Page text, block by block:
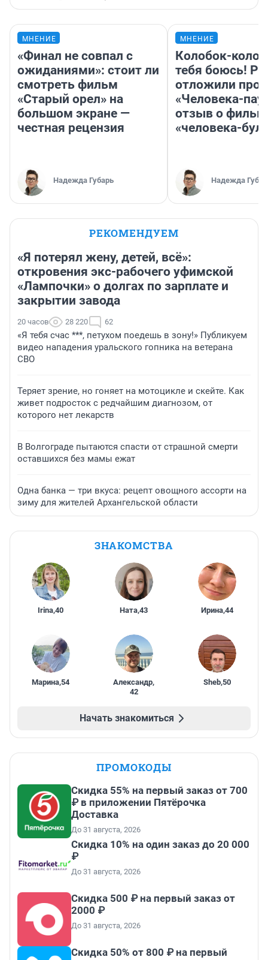
МНЕНИЕ
«Финал не совпал с
ожиданиями»: стоит ли
смотреть фильм
«Старый орел» на
большом экране —
честная рецензия
Надежда Губарь
МНЕНИЕ
Колобок-
тебя боюсь!
отложили
«Человека-
отзыв о
«человека-
Надежда
РЕКОМЕНДУЕМ
«Я потерял жену, детей, всё»:
откровения экс-рабочего уфимской
«Лампочки» о долгах по зарплате и
закрытии завода
20 часов 28 220 62
«Я тебя счас ***, петухом поедешь в зону!» Публикуем
видео нападения уральского гопника на ветерана
СВО
Теряет зрение, но гоняет на мотоцикле и скейте. Как
живет подросток с редчайшим диагнозом, от
которого нет лекарств
В Волгограде пытаются спасти от страшной смерти
оставшихся без мамы ежат
Одна банка — три вкуса: рецепт овощного ассорти на
зиму для жителей Архангельской области
ЗНАКОМСТВА
Irina,40 Ната,43 Ирина,44
Марина,54 Александр,
42
Sheb,50
Начать знакомиться
ПРОМОКОДЫ
Скидка 55% на первый заказ от 700
₽ в приложении Пятёрочка
Доставка
До 31 августа, 2026
Скидка 10% на один заказ до 20 000
₽
До 31 августа, 2026
Скидка 500 ₽ на первый заказ от
2000 ₽
До 31 августа, 2026
Скидка 50% от 800 ₽ на первый